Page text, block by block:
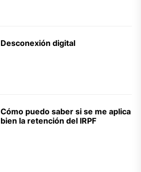
Desconexión digital
Cómo puedo saber si se me aplica
bien la retención del IRPF